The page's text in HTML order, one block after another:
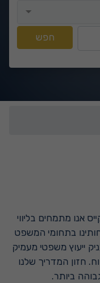
חפש
אנו מתמחים בליווי
בתחומי המשפט
ייעוץ משפטי מעמיק
חזון המדריך שלנו
ביותר.